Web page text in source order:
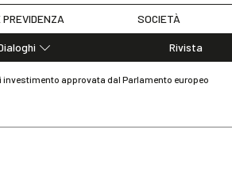
SOCIETÀ
Rivista
approvata dal Parlamento europeo